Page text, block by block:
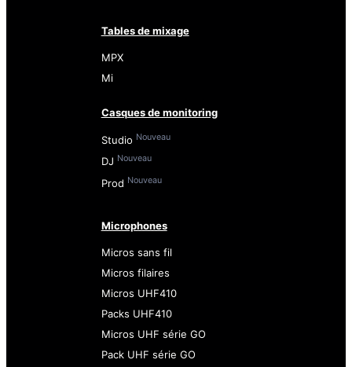
Tables de mixage
MPX
Mi
Casques de monitoring
Studio Nouveau
DJ Nouveau
Prod Nouveau
Microphones
Micros sans fil
Micros filaires
Micros UHF410
Packs UHF410
Micros UHF série GO
Pack UHF série GO